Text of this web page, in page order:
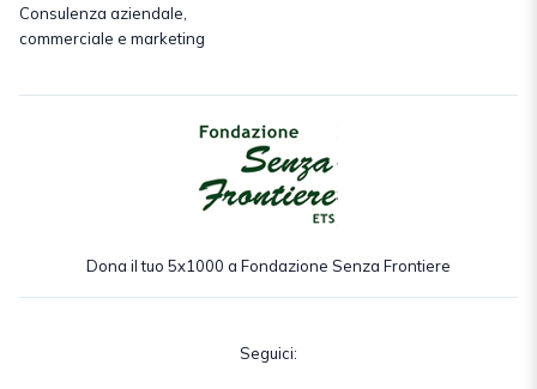
Consulenza aziendale,
commerciale e marketing
Dona il tuo 5x1000 a Fondazione Senza Frontiere
Seguici: